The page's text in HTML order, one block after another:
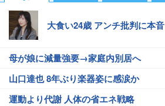
大食い24歳 アンチ批判に本音
母が娘に減量強要→家庭内別居へ
山口達也 8年ぶり楽器姿に感涙か
運動より代謝 人体の省エネ戦略